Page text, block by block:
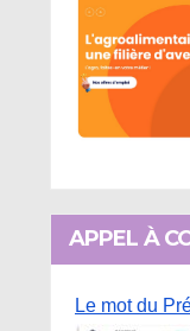
APPEL À
Le mot du